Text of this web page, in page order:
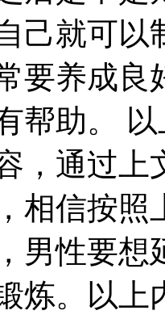
己就可
要养成良
帮助。
，通过上
相信按照
男性要想
炼。以上